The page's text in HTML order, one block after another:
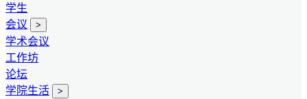
学生
会议
>
学术会议
工作坊
论坛
学院生活
>